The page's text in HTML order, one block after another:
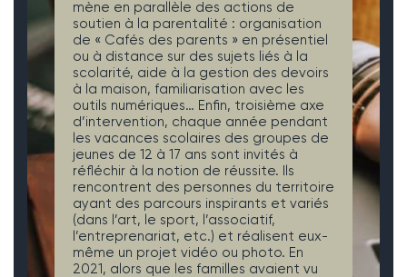
mène en parallèle des actions de
soutien à la parentalité : organisation
de « Cafés des parents » en présentiel
ou à distance sur des sujets liés à la
scolarité, aide à la gestion des devoirs
à la maison, familiarisation avec les
outils numériques… Enfin, troisième axe
d’intervention, chaque année pendant
les vacances scolaires des groupes de
jeunes de 12 à 17 ans sont invités à
réfléchir à la notion de réussite. Ils
rencontrent des personnes du territoire
ayant des parcours inspirants et variés
(dans l’art, le sport, l’associatif,
l’entreprenariat, etc.) et réalisent eux-
même un projet vidéo ou photo. En
2021, alors que les familles avaient vu